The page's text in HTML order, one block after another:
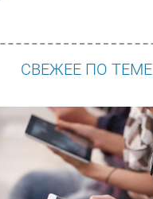
СВЕЖЕЕ ПО ТЕМЕ